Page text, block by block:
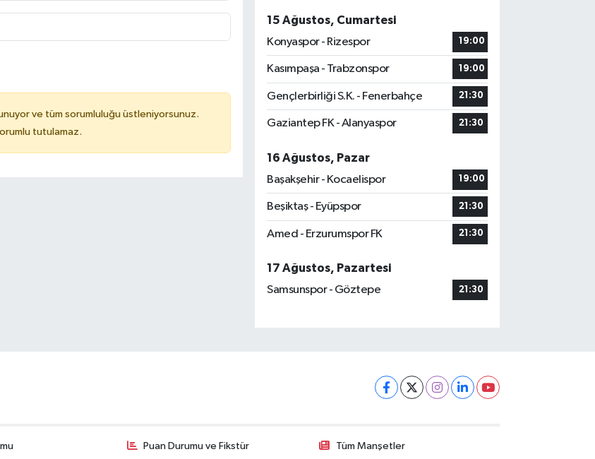
ve tüm sorumluluğu üstleniyorsunuz.
tutulamaz.
15 Ağustos, Cumartesi
Konyaspor - Rizespor
19:00
Kasımpaşa - Trabzonspor 19:00
Gençlerbirliği S.K. - Fenerbahçe 21:30
Gaziantep FK - Alanyaspor 21:30
16 Ağustos, Pazar
Başakşehir - Kocaelispor
19:00
Beşiktaş - Eyüpspor 21:30
Amed - Erzurumspor FK 21:30
17 Ağustos, Pazartesi
Samsunspor - Göztepe
21:30
Puan Durumu ve Fikstür Tüm Manşetler